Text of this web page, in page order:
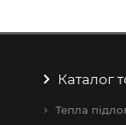
Каталог
Тепла